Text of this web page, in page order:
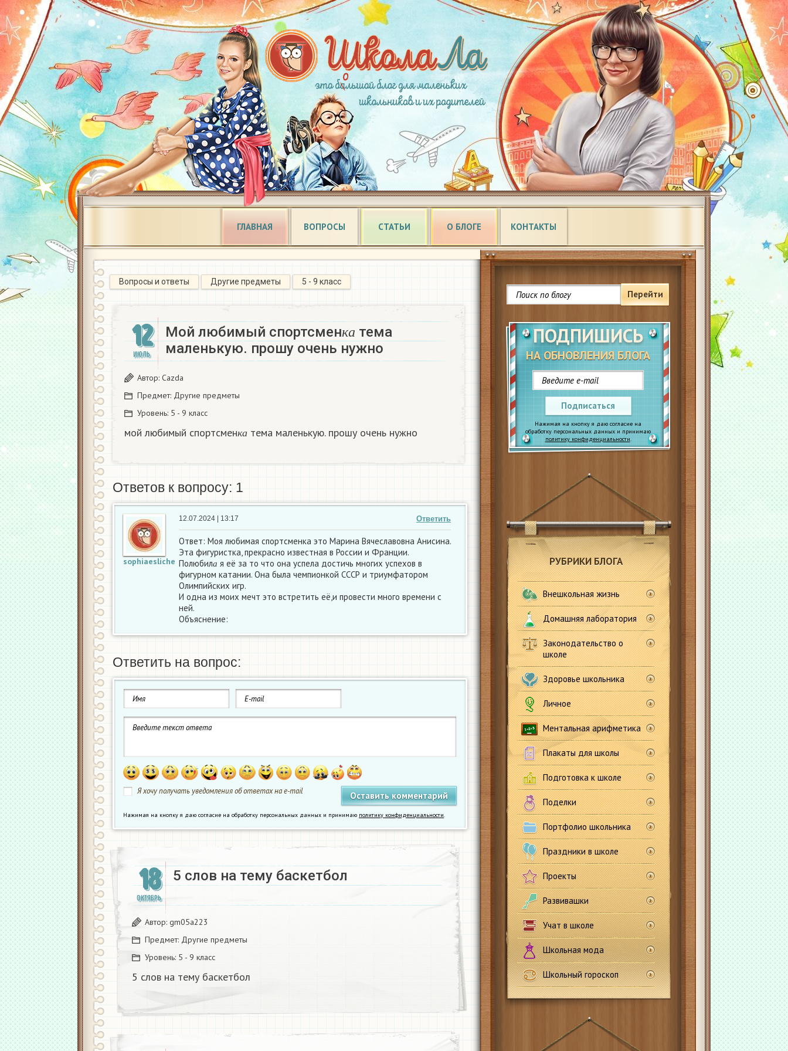
ГЛАВНАЯ ВОПРОСЫ СТАТЬИ О БЛОГЕ КОНТАКТЫ
Перейти
ПОДПИШИСЬ
НА ОБНОВЛЕНИЯ БЛОГА
Подписаться
Нажимая на кнопку я даю согласие на
обработку персональных данных и принимаю
политику конфиденциальности.
РУБРИКИ БЛОГА
Внешкольная жизнь
Домашняя лаборатория
Законодательство о
школе
Здоровье школьника
Личное
Ментальная арифметика
Плакаты для школы
Подготовка к школе
Поделки
Портфолио школьника
Праздники в школе
Проекты
Развивашки
Учат в школе
Школьная мода
Школьный гороскоп
Вопросы и ответы Другие предметы 5 - 9 класс
12
ИЮЛЬ
Мой любимый спортсмен к а
к
тема
маленькую. прошу очень нужно ​
Автор: Cazda
Предмет: Другие предметы
Уровень: 5 - 9 класс
мой любимый спортсмен ка тема маленькую. прошу очень нужно ​
Ответов к вопросу: 1
sophiaesliche
Ответить
12.07.2024 | 13:17
Ответ: Моя любимая спортсменка это Марина Вячеславовна Анисина.
Эта фигуристка, прекрасно известная в России и Франции.
Полюбила я её за то что она успела достичь многих успехов в
фигурном катании. Она была чемпионкой СССР и триумфатором
Олимпийских игр.
И одна из моих мечт это встретить её,и провести много времени с
ней.
Объяснение:
Ответить на вопрос:
Я хочу получать уведомления об ответах на e-mail
Нажимая на кнопку я даю согласие на обработку персональных данных и принимаю политику конфиденциальности.
18
ОКТЯБРЬ
5 слов на тему баскетбол ​
Автор: gm05a223
Предмет: Другие предметы
Уровень: 5 - 9 класс
5 слов на тему баскетбол ​